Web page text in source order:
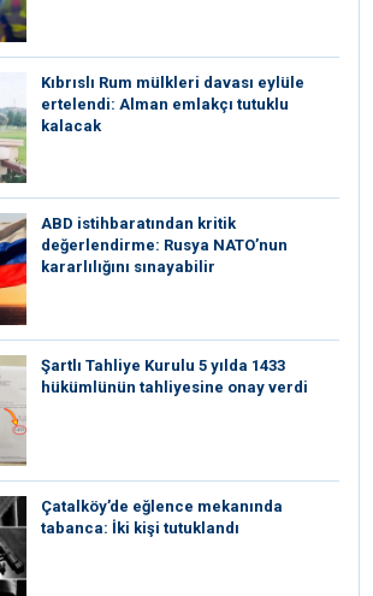
Kıbrıslı Rum mülkleri davası eylüle
ertelendi: Alman emlakçı tutuklu
kalacak
ABD istihbaratından kritik
değerlendirme: Rusya NATO’nun
kararlılığını sınayabilir
Şartlı Tahliye Kurulu 5 yılda 1433
hükümlünün tahliyesine onay verdi
Çatalköy’de eğlence mekanında
tabanca: İki kişi tutuklandı